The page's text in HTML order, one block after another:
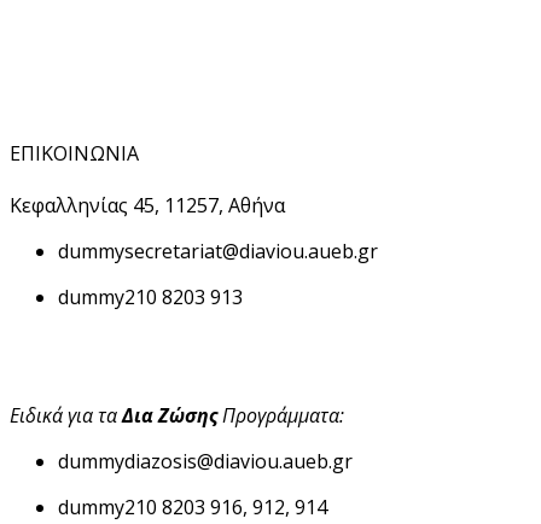
ΕΠΙΚΟΙΝΩΝΙΑ
Κεφαλληνίας 45, 11257, Αθήνα
dummysecretariat@diaviou.aueb.gr
dummy210 8203 913
Ειδικά για ταΔια ΖώσηςΠρογράμματα:
dummydiazosis@diaviou.aueb.gr
dummy210 8203 916, 912, 914